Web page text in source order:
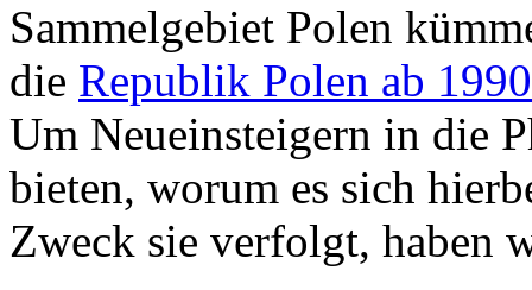
Sammelgebiet Polen
die Republik Polen ab 1990
Um Neueinsteigern in die
bieten, worum es sich
Zweck sie verfolgt, haben